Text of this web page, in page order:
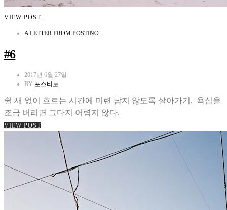
VIEW POST
A LETTER FROM POSTINO
#6
2017년 6월 27일
BY 포스티노
쉴 새 없이 흐르는 시간에 미련 남지 않도록 살아가기. 욕심을
조금 버리면 그다지 어렵지 않다.
VIEW POST